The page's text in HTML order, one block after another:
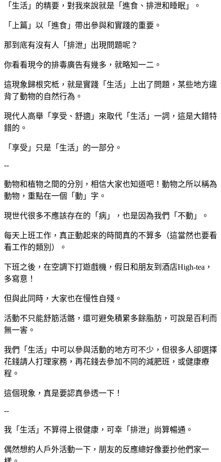
「生活」的精要，對我來說就是「進食、排泄和睡眠」。
「上篇」以「進食」帶出參與和實踐的重要。
那到底有沒有人「排泄」出現問題呢？
你看看現今的排毒廣告有幾多，就略知一二。
這現象歸根究柢，就是實踐「生活」上出了問題，某些地方違
背了動物的自然行為。
現代人高舉「享受、舒適」來取代「生活」一詞，這是大錯特
錯的。
「享受」只是「生活」的一部分。
--
動物和植物之間的分別，相信大家也知道吧！動物之所以稱為
動物，重點在一個「動」字。
現世代很多不應該存在的「病」，也是因為我們「不動」。
每天上班工作，真正動起來的時間真的不算多（這當然也要看
看工作的類別）。
下班之後，在空調下打遊戲機，假日和朋友到酒店High-tea，
多寫意！
但與此同時，大家也在慢性自殘。
活動不只能舒筋活骼，還可避免積累多餘脂肪，可說是百利而
無一害。
我們「生活」中可以參與活動的地方可不少，但很多人卻選擇
花錢請人打理家務，再花錢去參加不同的減肥班，或健康療
程。
這個現象，真是要認真參透一下！
--
我「生活」不算得上很健康，可幸「排泄」尚算暢通。
偶然想約人戶外活動一下，朋友的反應總好像要抄他們家一